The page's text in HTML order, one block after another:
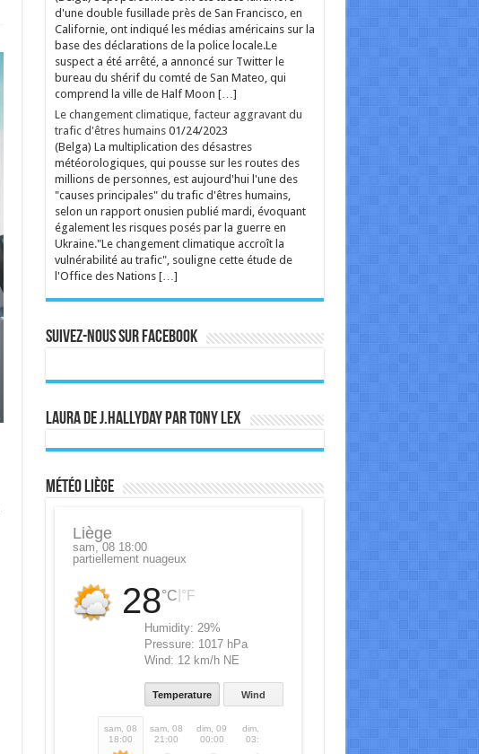
V2 Script
d'une double fusillade près de San Francisco, en
Californie, ont indiqué les médias américains sur la
base des déclarations de la police locale.Le
suspect a été arrêté, a annoncé sur Twitter le
bureau du shérif du comté de San Mateo, qui
comprend la ville de Half Moon […]
Le changement climatique, facteur aggravant du
trafic d'êtres humains 01/24/2023
(Belga) La multiplication des désastres
météorologiques, qui pousse sur les routes des
millions de personnes, est aujourd'hui l'une des
"causes principales" du trafic d'êtres humains,
selon un rapport onusien publié mardi, évoquant
également les risques posés par la guerre en
Ukraine."Le changement climatique accroît la
vulnérabilité au trafic", souligne cette étude de
l'Office des Nations […]
Suivez-nous sur Facebook
Laura de J.Hallyday par Tony Lex
Météo Liège
Liège
sam, 08 18:00
partiellement nuageux
28°C °F
Humidity: 29%
Pressure: 1017 hPa
Wind: 12 km/h NE
Temperature Wind
sam, 08
18:00
sam, 08
21:00
dim, 09
00:00
dim, 09
03:00